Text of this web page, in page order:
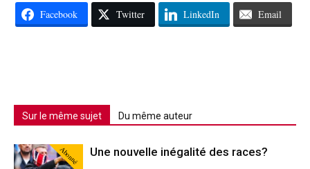
Facebook Twitter LinkedIn Email
Sur le même sujet Du même auteur
Abonné Une nouvelle inégalité des races?